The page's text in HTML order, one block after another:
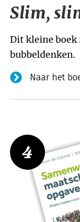
Slim,
Dit kleine
bubbeldenken.
Naar het
4